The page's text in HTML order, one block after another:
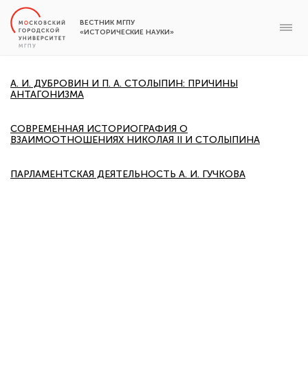
ВЕСТНИК МГПУ
«ИСТОРИЧЕСКИЕ НАУКИ»
А. И. ДУБРОВИН И П. А. СТОЛЫПИН: ПРИЧИНЫ
АНТАГОНИЗМА
СОВРЕМЕННАЯ ИСТОРИОГРАФИЯ О
ВЗАИМООТНОШЕНИЯХ НИКОЛАЯ II И СТОЛЫПИНА
ПАРЛАМЕНТСКАЯ ДЕЯТЕЛЬНОСТЬ А. И. ГУЧКОВА